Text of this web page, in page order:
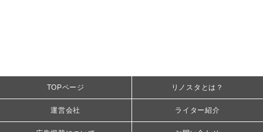
TOPページ リノスタとは？
運営会社 ライター紹介